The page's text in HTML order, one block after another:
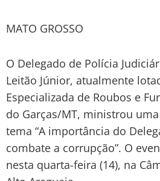
MATO GROSSO
O Delegado de Polícia
Leitão Júnior, atualmente
Especializada de Roubos e
do Garças/MT, ministrou
tema “A importância do
combate a corrupção”. O
nesta quarta-feira (14), na